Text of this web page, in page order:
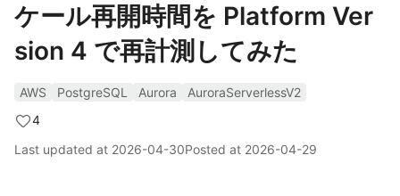
ケール再開時間を Platform Ver
sion 4 で再計測してみた
AWS PostgreSQL Aurora
AuroraServerlessV2
4
Last updated at 2026-04-30Posted at 2026-04-29